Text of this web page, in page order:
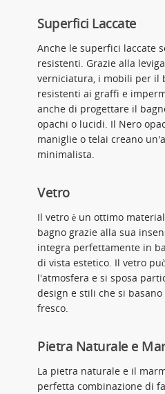
Superfici Laccate
Anche le superfici laccate
resistenti. Grazie alla
verniciatura, i mobili per il
resistenti ai graffi e
anche di progettare il
opachi o lucidi. Il Nero
maniglie o telai creano
minimalista.
Vetro
Il vetro è un ottimo
bagno grazie alla sua
integra perfettamente in
di vista estetico. Il vetro
l'atmosfera e si sposa
design e stili che si
fresco.
Pietra Naturale e
La pietra naturale e il
perfetta combinazione di